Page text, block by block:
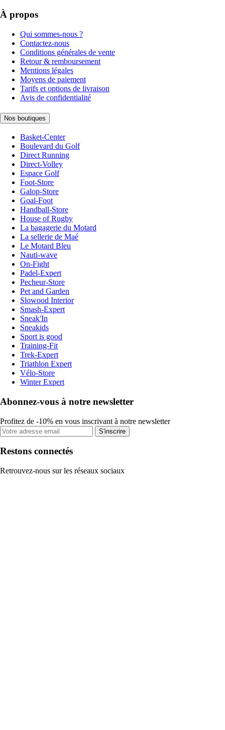
À propos
Qui sommes-nous ?
Contactez-nous
Conditions générales de vente
Retour & remboursement
Mentions légales
Moyens de paiement
Tarifs et options de livraison
Avis de confidentialité
Nos boutiques
Basket-Center
Boulevard du Golf
Direct Running
Direct-Volley
Espace Golf
Foot-Store
Galop-Store
Goal-Foot
Handball-Store
House of Rugby
La bagagerie du Motard
La sellerie de Maé
Le Motard Bleu
Nauti-wave
On-Fight
Padel-Expert
Pecheur-Store
Pet and Garden
Slowood Interior
Smash-Expert
Sneak'In
Sneakids
Sport is good
Training-Fit
Trek-Expert
Triathlon Expert
Vélo-Store
Winter Expert
Abonnez-vous à notre newsletter
Profitez de -10% en vous inscrivant à notre newsletter
S'inscrire
Restons connectés
Retrouvez-nous sur les réseaux sociaux